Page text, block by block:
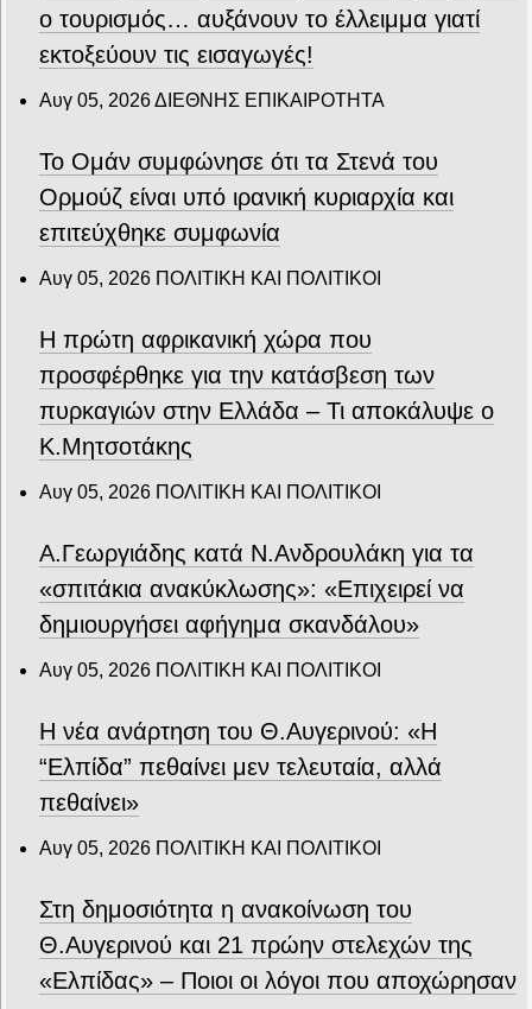
ο τουρισμός… αυξάνουν το έλλειμμα γιατί
εκτοξεύουν τις εισαγωγές!
Αυγ 05, 2026ΔΙΕΘΝΗΣ ΕΠΙΚΑΙΡΟΤΗΤΑ
Το Ομάν συμφώνησε ότι τα Στενά του
Ορμούζ είναι υπό ιρανική κυριαρχία και
επιτεύχθηκε συμφωνία
Αυγ 05, 2026 ΠΟΛΙΤΙΚΗ ΚΑΙ ΠΟΛΙΤΙΚΟΙ
Η πρώτη αφρικανική χώρα που
προσφέρθηκε για την κατάσβεση των
πυρκαγιών στην Ελλάδα – Τι αποκάλυψε ο
Κ.Μητσοτάκης
Αυγ 05, 2026 ΠΟΛΙΤΙΚΗ ΚΑΙ ΠΟΛΙΤΙΚΟΙ
Α.Γεωργιάδης κατά Ν.Ανδρουλάκη για τα
«σπιτάκια ανακύκλωσης»: «Επιχειρεί να
δημιουργήσει αφήγημα σκανδάλου»
Αυγ 05, 2026 ΠΟΛΙΤΙΚΗ ΚΑΙ ΠΟΛΙΤΙΚΟΙ
Η νέα ανάρτηση του Θ.Αυγερινού: «Η
“Ελπίδα” πεθαίνει μεν τελευταία, αλλά
πεθαίνει»
Αυγ 05, 2026 ΠΟΛΙΤΙΚΗ ΚΑΙ ΠΟΛΙΤΙΚΟΙ
Στη δημοσιότητα η ανακοίνωση του
Θ.Αυγερινού και 21 πρώην στελεχών της
«Ελπίδας» – Ποιοι οι λόγοι που αποχώρησαν